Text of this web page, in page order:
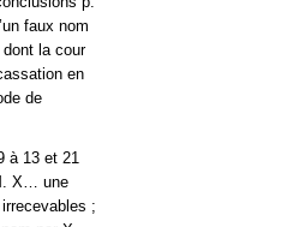
faux nom
la cour
en
de
à 13 et 21
X… une
;